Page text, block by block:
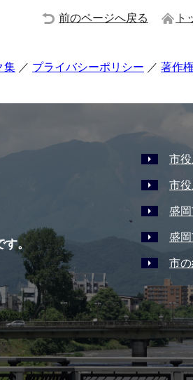
前のページへ戻る ト
集 プライバシーポリシー 著作
す。
市
市
盛
盛
市